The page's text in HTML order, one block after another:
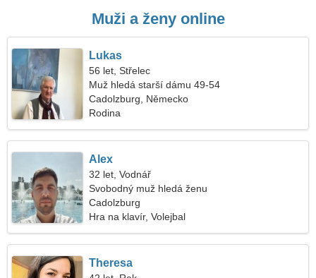
Muži a ženy online
Lukas
56 let, Střelec
Muž hledá starší dámu 49-54
Cadolzburg, Německo
Rodina
Alex
32 let, Vodnář
Svobodný muž hledá ženu
Cadolzburg
Hra na klavír, Volejbal
Theresa